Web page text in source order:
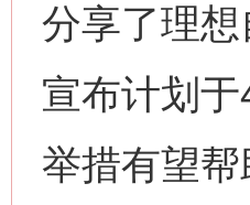
分享了理
宣布计划
举措有望